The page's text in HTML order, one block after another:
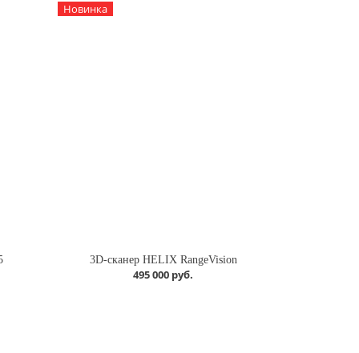
Новинка
3D-сканер HELIX RangeVision
495 000 руб.